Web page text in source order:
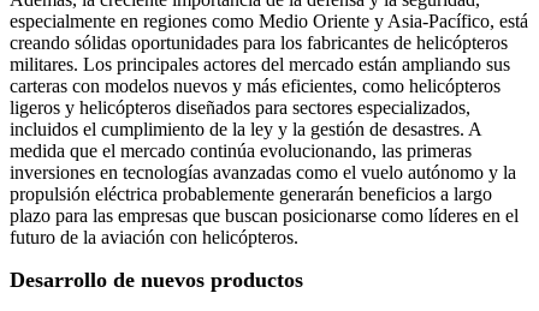
especialmente en regiones como Medio Oriente y Asia-Pacífico, está
creando sólidas oportunidades para los fabricantes de helicópteros
militares. Los principales actores del mercado están ampliando sus
carteras con modelos nuevos y más eficientes, como helicópteros
ligeros y helicópteros diseñados para sectores especializados,
incluidos el cumplimiento de la ley y la gestión de desastres. A
medida que el mercado continúa evolucionando, las primeras
inversiones en tecnologías avanzadas como el vuelo autónomo y la
propulsión eléctrica probablemente generarán beneficios a largo
plazo para las empresas que buscan posicionarse como líderes en el
futuro de la aviación con helicópteros.
Desarrollo de nuevos productos